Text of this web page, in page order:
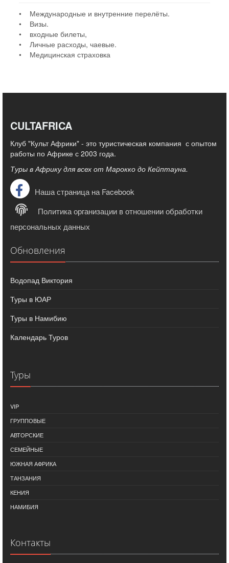
• Международные и внутренние перелёты.
• Визы.
• входные билеты,
• Личные расходы, чаевые.
• Медицинская страховка
CULTAFRICA
Клуб "Культ Африки" - это туристическая компания с опытом
работы по Африке с 2003 года.
Туры в Африку для всех от Марокко до Кейптауна.
Наша страница на Facebook
Политика организации в отношении обработки
персональных данных
Обновления
Водопад Виктория
Туры в ЮАР
Туры в Намибию
Календарь Туров
Туры
VIP
ГРУППОВЫЕ
АВТОРСКИЕ
СЕМЕЙНЫЕ
ЮЖНАЯ АФРИКА
ТАНЗАНИЯ
КЕНИЯ
НАМИБИЯ
Контакты